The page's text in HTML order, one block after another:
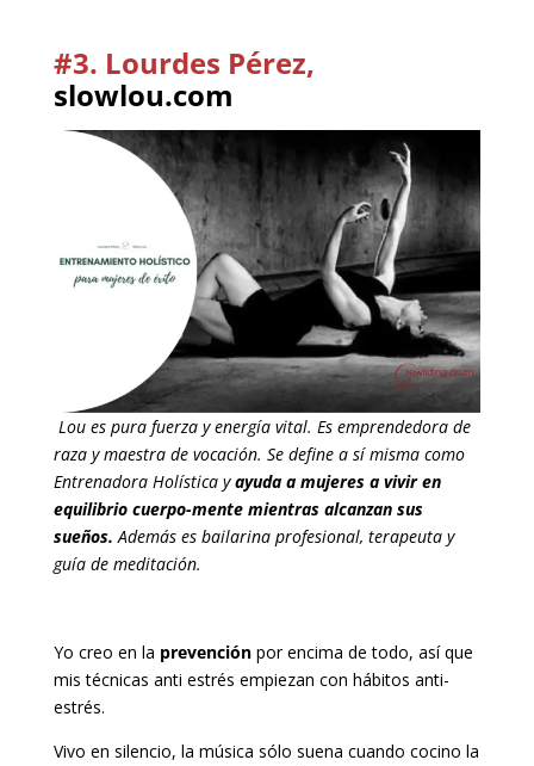
#3. Lourdes Pérez,
slowlou.com
Lou es pura fuerza y energía vital. Es emprendedora de
raza y maestra de vocación. Se define a sí misma como
Entrenadora Holística yayuda a mujeres a vivir en
equilibrio cuerpo-mente mientras alcanzan sus
sueños.Además es bailarina profesional, terapeuta y
guía de meditación.
Yo creo en la prevenciónpor encima de todo, así que
mis técnicas anti estrés empiezan con hábitos anti-
estrés.
Vivo en silencio, la música sólo suena cuando cocino la